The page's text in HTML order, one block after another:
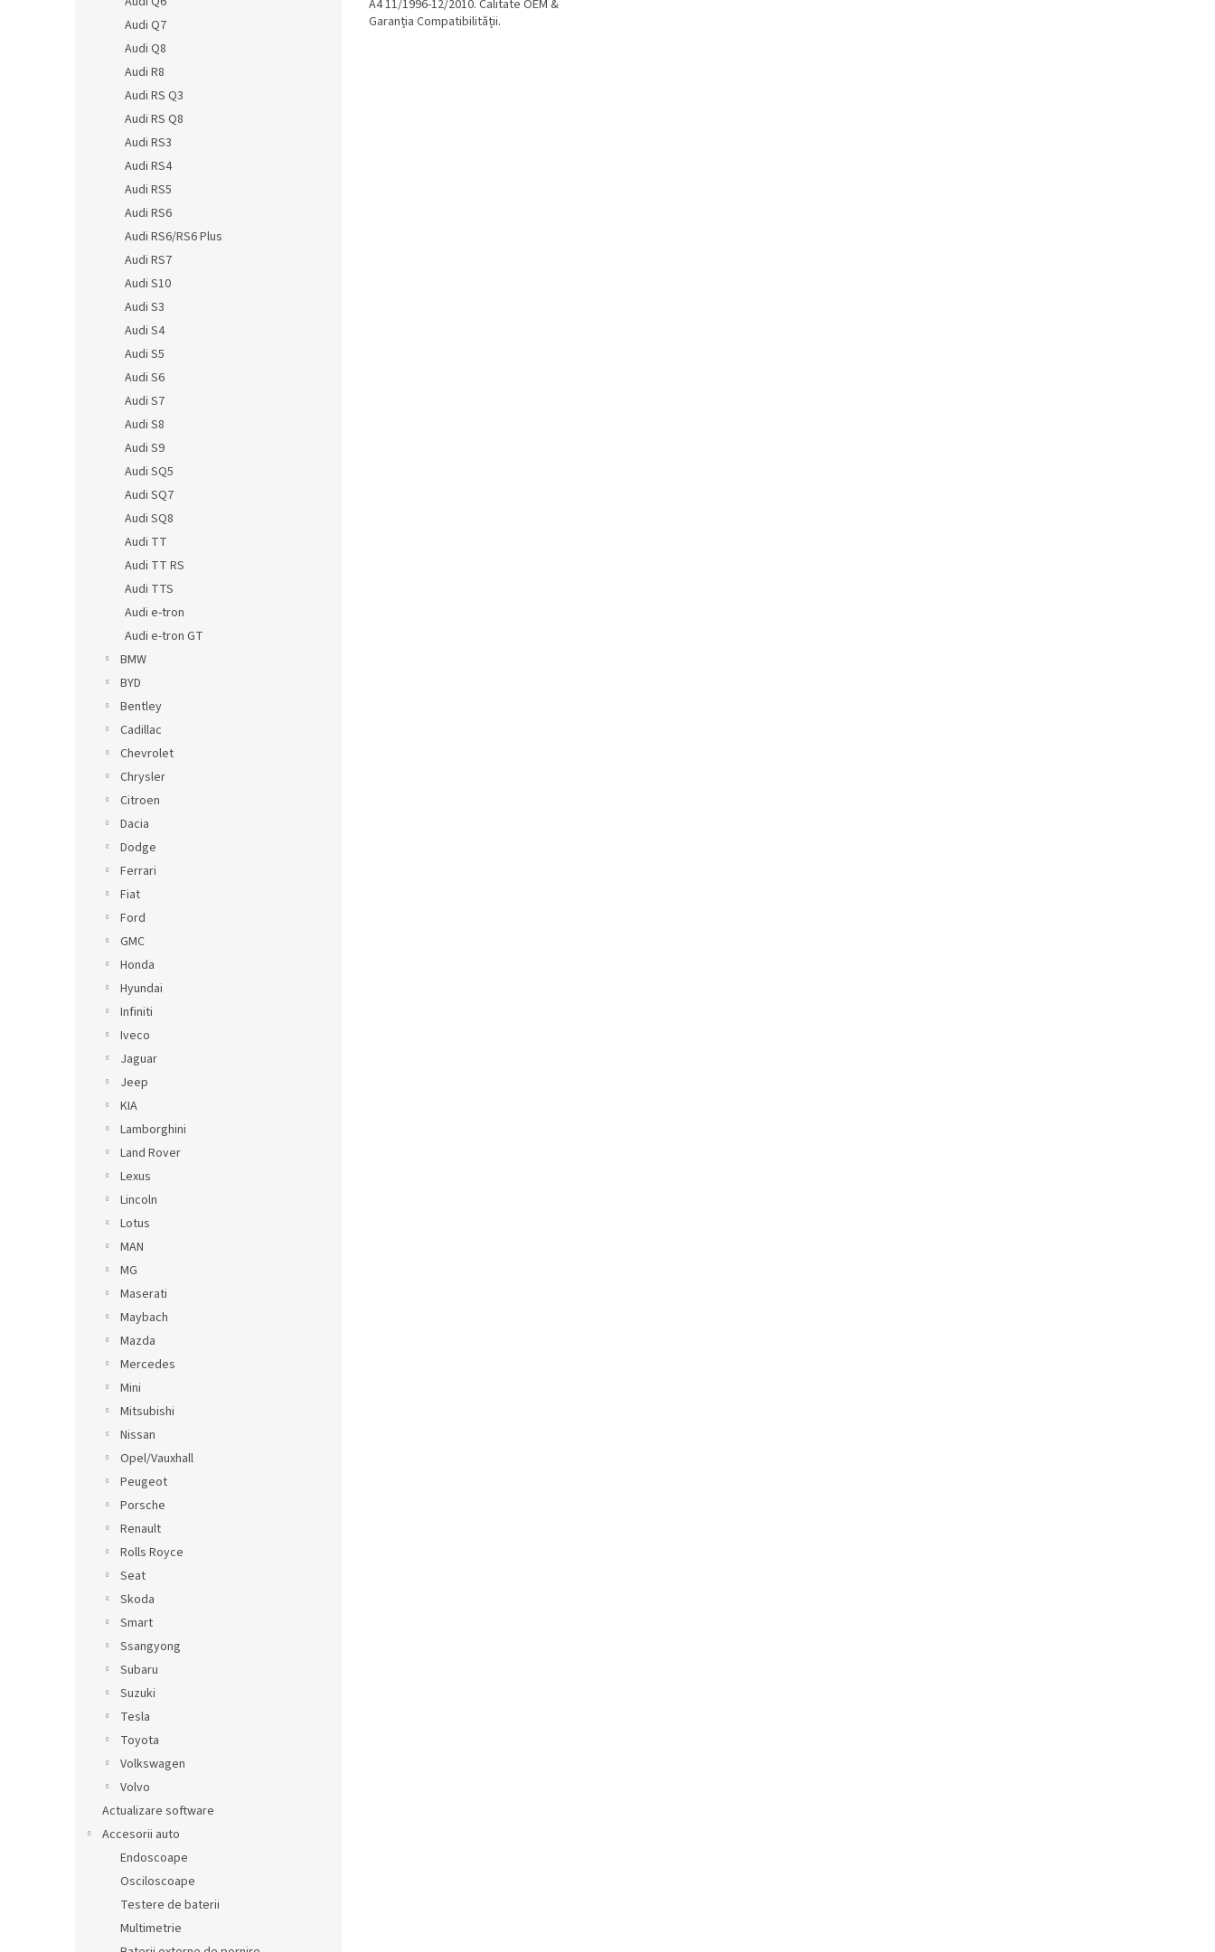
Audi Q7
Audi Q8
Audi R8
Audi RS Q3
Audi RS Q8
Audi RS3
Audi RS4
Audi RS5
Audi RS6
Audi RS6/RS6 Plus
Audi RS7
Audi S10
Audi S3
Audi S4
Audi S5
Audi S6
Audi S7
Audi S8
Audi S9
Audi SQ5
Audi SQ7
Audi SQ8
Audi TT
Audi TT RS
Audi TTS
Audi e-tron
Audi e-tron GT
BMW
BYD
Bentley
Cadillac
Chevrolet
Chrysler
Citroen
Dacia
Dodge
Ferrari
Fiat
Ford
GMC
Honda
Hyundai
Infiniti
Iveco
Jaguar
Jeep
KIA
Lamborghini
Land Rover
Lexus
Lincoln
Lotus
MAN
MG
Maserati
Maybach
Mazda
Mercedes
Mini
Mitsubishi
Nissan
Opel/Vauxhall
Peugeot
Porsche
Renault
Rolls Royce
Seat
Skoda
Smart
Ssangyong
Subaru
Suzuki
Tesla
Toyota
Volkswagen
Volvo
Actualizare software
Accesorii auto
Endoscoape
Osciloscoape
Testere de baterii
Multimetrie
A4 11/1996-12/2010. Calitate OEM &
Garanția Compatibilității.